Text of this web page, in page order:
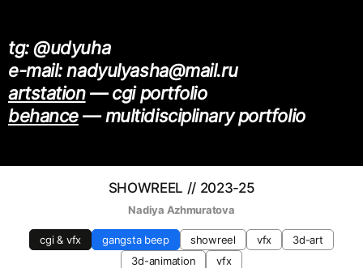
tg: @udyuha
e-mail: nadyulyasha@mail.ru
artstation
— cgi portfolio
behance— multidisciplinary portfolio
SHOWREEL // 2023-25
Nadiya Azhmuratova
cgi & vfx gangsta beep showreel vfx
3d-art
3d-animation
vfx